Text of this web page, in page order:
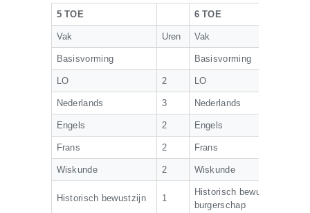
SCHOOLJAAR 2026 – 2027
+ VOLZETVERKLARINGEN
CONTACT
QUIZ
5 TOE 6 TOE
Vak Uren Vak
Basisvorming Basisvorming
LO 2 LO
Nederlands 3 Nederlands
Engels 2 Engels
Frans 2 Frans
Wiskunde 2 Wiskunde
Historisch bewustzijn 1
Historisch bewustzijn /
burgerschap